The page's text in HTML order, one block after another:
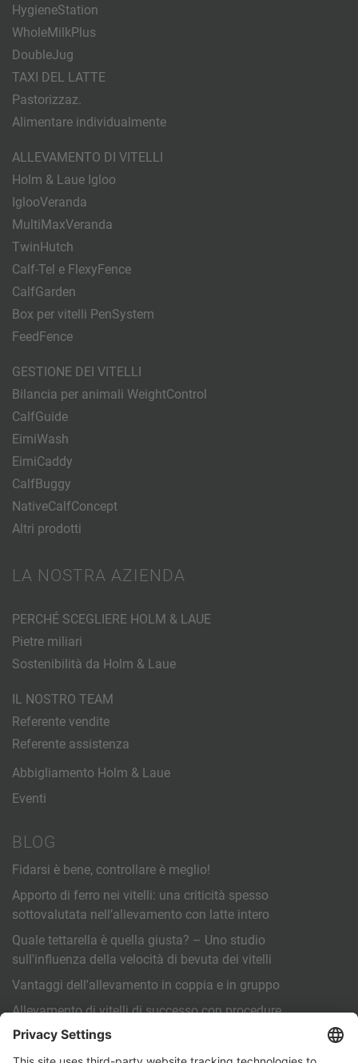
HygieneStation
WholeMilkPlus
DoubleJug
TAXI DEL LATTE
Pastorizzaz.
Alimentare individualmente
ALLEVAMENTO DI VITELLI
Holm & Laue Igloo
IglooVeranda
MultiMaxVeranda
TwinHutch
Calf-Tel e FlexyFence
CalfGarden
Box per vitelli PenSystem
FeedFence
GESTIONE DEI VITELLI
Bilancia per animali WeightControl
CalfGuide
EimiWash
EimiCaddy
CalfBuggy
NativeCalfConcept
Altri prodotti
LA NOSTRA AZIENDA
PERCHÉ SCEGLIERE HOLM & LAUE
Pietre miliari
Sostenibilità da Holm & Laue
IL NOSTRO TEAM
Referente vendite
Referente assistenza
Abbigliamento Holm & Laue
Eventi
BLOG
Fidarsi è bene, controllare è meglio!
Apporto di ferro nei vitelli: una criticità spesso
sottovalutata nell’allevamento con latte intero
Quale tettarella è quella giusta? – Uno studio
sull'influenza della velocità di bevuta dei vitelli
Vantaggi dell'allevamento in coppia e in gruppo
Allevamento di vitelli di successo con procedure
operative standardizzate (SOP)